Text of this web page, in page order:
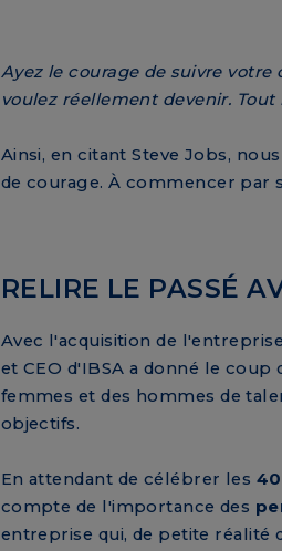
Ayez le courage de suivre
voulez réellement devenir. Tout
Ainsi, en citant Steve Jobs,
de courage. À commencer par
RELIRE LE PASSÉ
Avec l'acquisition de
et CEO d'IBSA a donné le
femmes et des hommes de
objectifs.
En attendant de célébrer les
compte de l'importance des
entreprise qui, de petite réalité